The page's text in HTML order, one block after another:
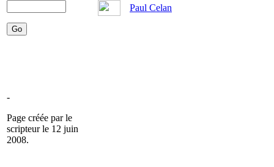
Paul Celan
-
Page créée par le
scripteur le 12 juin
2008.